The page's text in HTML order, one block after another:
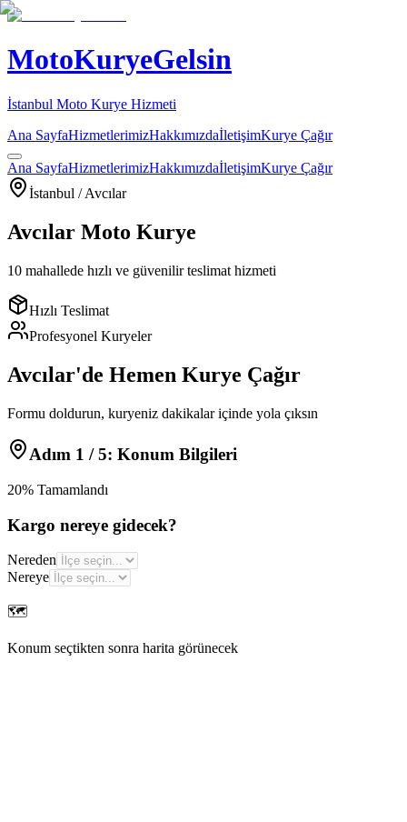
MotoKuryeGelsin
İstanbul Moto Kurye Hizmeti
Ana SayfaHizmetlerimizHakkımızdaİletişimKurye Çağır
Ana SayfaHizmetlerimizHakkımızdaİletişimKurye Çağır
İstanbul /Avcılar
Avcılar Moto Kurye
10 mahallede hızlı ve güvenilir teslimat hizmeti
Hızlı Teslimat
Profesyonel Kuryeler
Avcılar'de Hemen Kurye Çağır
Formu doldurun, kuryeniz dakikalar içinde yola çıksın
Adım 1 / 5: Konum Bilgileri
20% Tamamlandı
Kargo nereye gidecek?
Nereden
Nereye
🗺️
Konum seçtikten sonra harita görünecek